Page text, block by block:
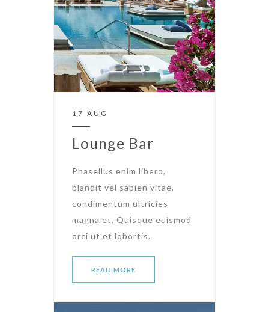
17 AUG
Lounge Bar
Phasellus enim libero,
blandit vel sapien vitae,
condimentum ultricies
magna et. Quisque euismod
orci ut et lobortis.
READ MORE